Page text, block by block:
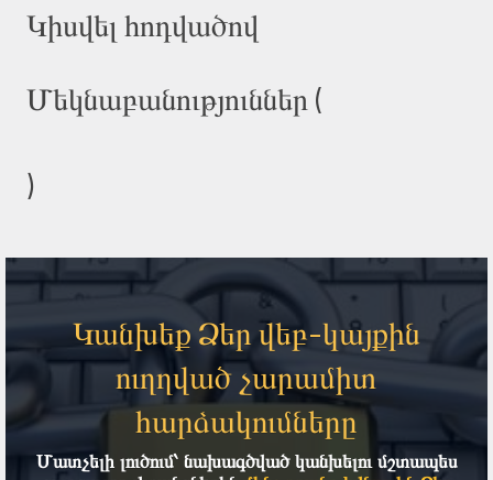
Կիսվել հոդվածով
Մեկնաբանություններ (
)
Կանխեք Ձեր վեբ-կայքին
ուղղված չարամիտ
հարձակումները
Մատչելի լուծում՝ նախագծված կանխելու մշտապես